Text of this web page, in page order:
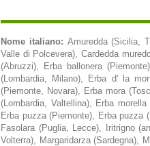
Nome italiano: Amuredda (Sicilia,
Valle di Polcevera), Cardedda
(Abruzzi), Erba ballonera
(Lombardia, Milano), Erba d' la
(Piemonte, Novara), Erba mora
(Lombardia, Valtellina), Erba
Erba puzza (Piemonte), Erba puzza
Fasolara (Puglia, Lecce), Iritrigno
Volterra), Margaridarza (Sardegna),